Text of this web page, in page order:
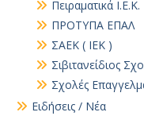
Πειραματικά Ι.Ε.Κ.
ΠΡΟΤΥΠΑ ΕΠΑΛ
ΣΑΕΚ ( ΙΕΚ )
Σιβιτανείδιος
Σχολές
Ειδήσεις / Νέα